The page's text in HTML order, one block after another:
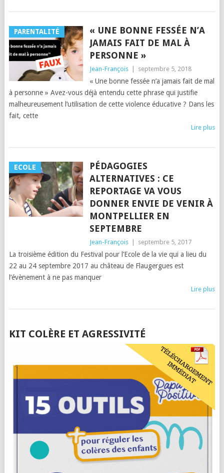
PARENTALITÉ
« UNE BONNE FESSÉE N’A
JAMAIS FAIT DE MAL À
PERSONNE »
Jean-François septembre 5, 2018
« Une bonne fessée n’a jamais fait de mal
à personne » Avez-vous déjà entendu cette phrase qui justifie
malheureusement l’utilisation de cette violence éducative ? Dans les
fait, cette
Lire plus
ECOLE
PÉDAGOGIES
ALTERNATIVES : CE
REPORTAGE VA VOUS
DONNER ENVIE DE VENIR À
MONTPELLIER EN
SEPTEMBRE
Jean-François septembre 5, 2017
La troisième édition du Festival pour l’Ecole de la vie qui a lieu du
22 au 24 septembre 2017 au château de Flaugergues est
l’évènement à ne pas manquer
Lire plus
POSTS
KIT COLÈRE ET AGRESSIVITÉ